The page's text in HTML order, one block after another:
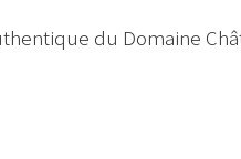
du Domaine